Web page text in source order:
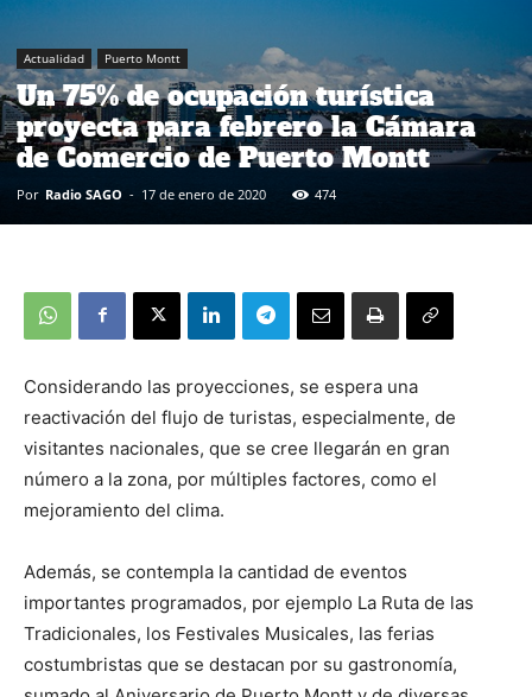
Actualidad Puerto Montt
Un 75% de ocupación turística
proyecta para febrero la Cámara
de Comercio de Puerto Montt
Por Radio SAGO - 17 de enero de 2020 474
Considerando las proyecciones, se espera una
reactivación del flujo de turistas, especialmente, de
visitantes nacionales, que se cree llegarán en gran
número a la zona, por múltiples factores, como el
mejoramiento del clima.
Además, se contempla la cantidad de eventos
importantes programados, por ejemplo La Ruta de las
Tradicionales, los Festivales Musicales, las ferias
costumbristas que se destacan por su gastronomía,